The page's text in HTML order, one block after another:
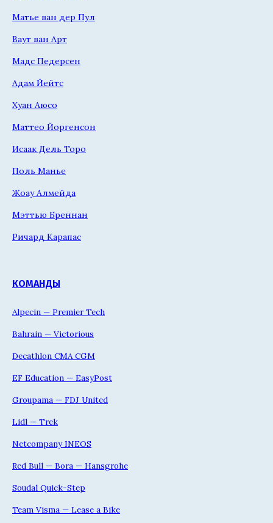
Матье ван дер Пул
Ваут ван Арт
Мадс Педерсен
Адам Йейтс
Хуан Аюсо
Маттео Йоргенсон
Исаак Дель Торо
Поль Манье
Жоау Алмейда
Мэттью Бреннан
Ричард Карапас
КОМАНДЫ
Alpecin — Premier Tech
Bahrain — Victorious
Decathlon CMA CGM
EF Education — EasyPost
Groupama — FDJ United
Lidl — Trek
Netcompany INEOS
Red Bull — Bora — Hansgrohe
Soudal Quick-Step
Team Visma — Lease a Bike